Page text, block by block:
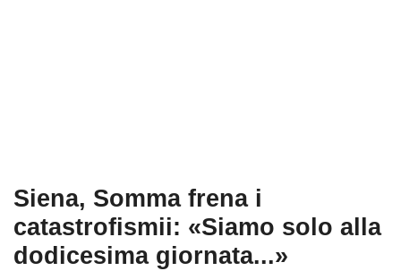
Siena, Somma frena i
catastrofismii: «Siamo solo alla
dodicesima giornata...»